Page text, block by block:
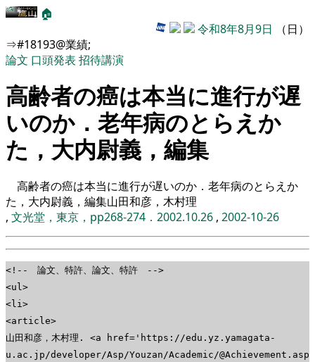
🏠
令和8年8月9日 （日）
⇒#18193@業績;
論文 口頭発表 招待講演
高齢者の癌は本当に進行が遅
いのか．老年病のとらえか
た，大内尉義，編集
高齢者の癌は本当に進行が遅いのか．老年病のとらえか
た，大内尉義，編集山田和彦，木村理
, 文光堂，東京，pp268-274．2002.10.26 , 2002-10-26
<!-- 論文、特許、論文、特許 -->
<ul>
<li>
<article>
山田和彦，木村理. <a href='https://edu.yz.yamagata-
u.ac.jp/developer/Asp/Youzan/Academic/@Achievement.asp